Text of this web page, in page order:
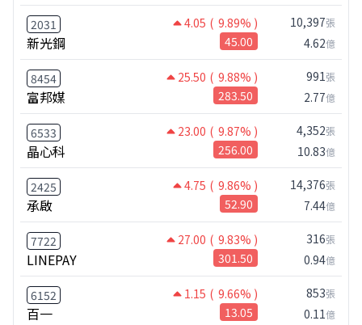
2031 4.05 ( 9.89% )
新光鋼 45.00
10,397張
4.62億
8454 25.50 ( 9.88% )
富邦媒 283.50
991張
2.77億
6533 23.00 ( 9.87% )
晶心科 256.00
4,352張
10.83億
2425 4.75 ( 9.86% )
承啟 52.90
14,376張
7.44億
7722 27.00 ( 9.83% )
LINEPAY 301.50
316張
0.94億
6152 1.15 ( 9.66% )
百一 13.05
853張
0.11億